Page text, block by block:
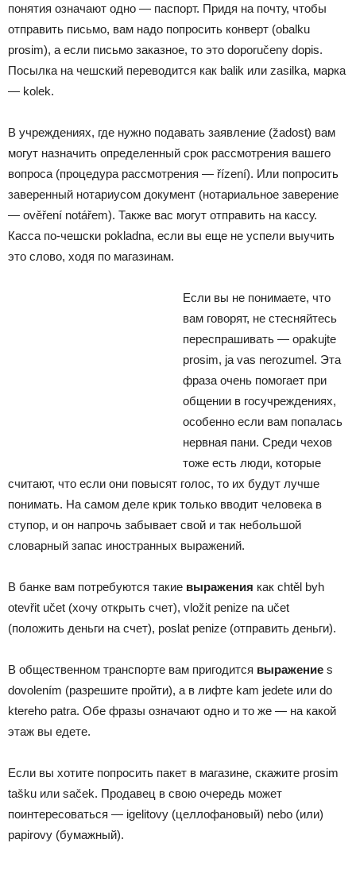
понятия означают одно — паспорт. Придя на почту, чтобы
отправить письмо, вам надо попросить конверт (obalku
prosim), а если письмо заказное, то это doporučeny dopis.
Посылка на чешский переводится как balik или zasilka, марка
— kolek.
В учреждениях, где нужно подавать заявление (žadost) вам
могут назначить определенный срок рассмотрения вашего
вопроса (процедура рассмотрения — řízení). Или попросить
заверенный нотариусом документ (нотариальное заверение
— ověření notářem). Также вас могут отправить на кассу.
Касса по-чешски pokladna, если вы еще не успели выучить
это слово, ходя по магазинам.
Если вы не понимаете, что
вам говорят, не стесняйтесь
переспрашивать — opakujte
prosim, ja vas nerozumel. Эта
фраза очень помогает при
общении в госучреждениях,
особенно если вам попалась
нервная пани. Среди чехов
тоже есть люди, которые
считают, что если они повысят голос, то их будут лучше
понимать. На самом деле крик только вводит человека в
ступор, и он напрочь забывает свой и так небольшой
словарный запас иностранных выражений.
В банке вам потребуются такие выражения как chtěl byh
otevřit učet (хочу открыть счет), vložit penize na učet
(положить деньги на счет), poslat penize (отправить деньги).
В общественном транспорте вам пригодится выражение s
dovolením (разрешите пройти), а в лифте kam jedete или do
ktereho patra. Обе фразы означают одно и то же — на какой
этаж вы едете.
Если вы хотите попросить пакет в магазине, скажите prosim
tašku или saček. Продавец в свою очередь может
поинтересоваться — igelitovy (целлофановый) nebo (или)
papirovy (бумажный).